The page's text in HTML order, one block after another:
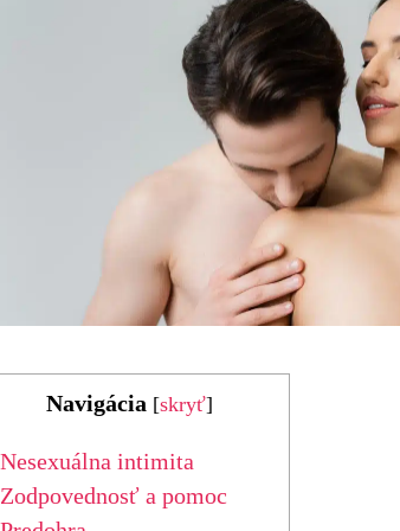
Navigácia [skryť]
Nesexuálna intimita
Zodpovednosť a pomoc